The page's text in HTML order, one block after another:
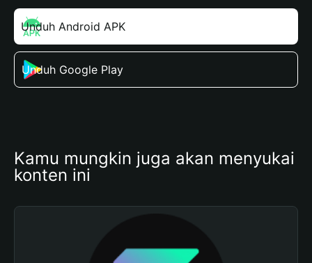
Unduh Android APK
Unduh Google Play
Kamu mungkin juga akan menyukai
konten ini